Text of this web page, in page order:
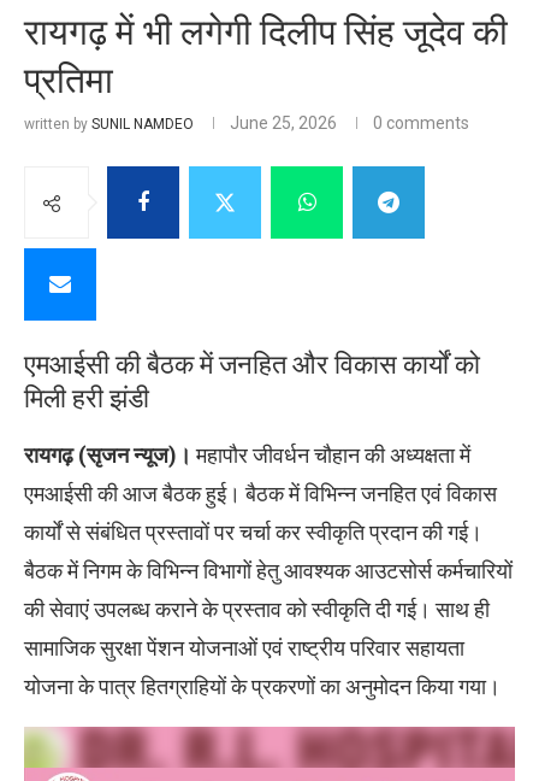
रायगढ़ में भी लगेगी दिलीप सिंह जूदेव की
प्रतिमा
written by SUNIL NAMDEO June 25, 2026 0 comments
एमआईसी की बैठक में जनहित और विकास कार्यों को
मिली हरी झंडी
रायगढ़ (सृजन न्यूज)। महापौर जीवर्धन चौहान की अध्यक्षता में
एमआईसी की आज बैठक हुई। बैठक में विभिन्न जनहित एवं विकास
कार्यों से संबंधित प्रस्तावों पर चर्चा कर स्वीकृति प्रदान की गई।
बैठक में निगम के विभिन्न विभागों हेतु आवश्यक आउटसोर्स कर्मचारियों
की सेवाएं उपलब्ध कराने के प्रस्ताव को स्वीकृति दी गई। साथ ही
सामाजिक सुरक्षा पेंशन योजनाओं एवं राष्ट्रीय परिवार सहायता
योजना के पात्र हितग्राहियों के प्रकरणों का अनुमोदन किया गया।